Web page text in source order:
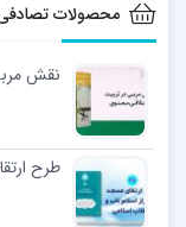
محصولات
نقش
طرح